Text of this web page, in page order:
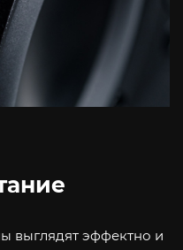
выглядят эффектно и